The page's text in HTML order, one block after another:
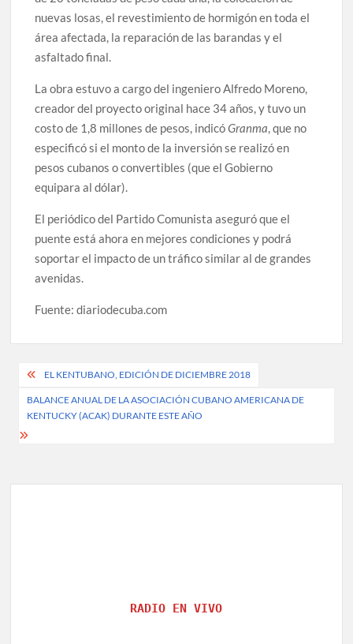
nuevas losas, el revestimiento de hormigón en toda el
área afectada, la reparación de las barandas y el
asfaltado final.
La obra estuvo a cargo del ingeniero Alfredo Moreno,
creador del proyecto original hace 34 años, y tuvo un
costo de 1,8 millones de pesos, indicóGranma, que no
especificó si el monto de la inversión se realizó en
pesos cubanos o convertibles (que el Gobierno
equipara al dólar).
El periódico del Partido Comunista aseguró que el
puente está ahora en mejores condiciones y podrá
soportar el impacto de un tráfico similar al de grandes
avenidas.
Fuente: diariodecuba.com
Post
navigation
EL KENTUBANO, EDICIÓN DE DICIEMBRE 2018
BALANCE ANUAL DE LA ASOCIACIÓN CUBANO AMERICANA DE
KENTUCKY (ACAK) DURANTE ESTE AÑO
RADIO EN VIVO